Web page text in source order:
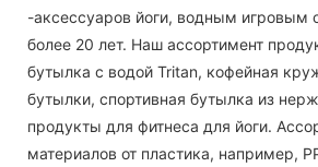
-аксессуаров йоги, водным игровым
более 20 лет. Наш ассортимент
бутылка с водой Tritan, кофейная
бутылки, спортивная бутылка из
продукты для фитнеса для йоги.
материалов от пластика, например,